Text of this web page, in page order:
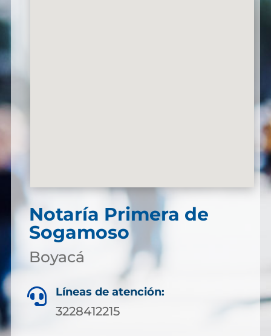
Notaría Primera de
Sogamoso
Boyacá
 Líneas de atención:
3228412215